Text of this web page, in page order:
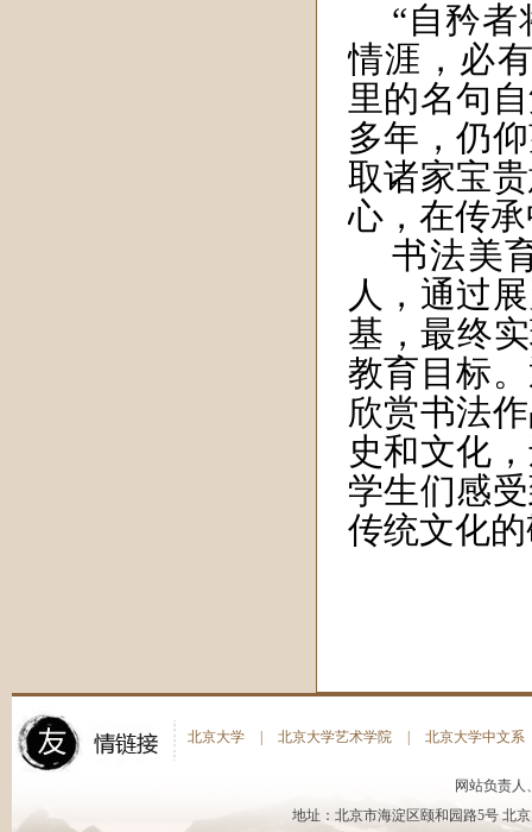
“自矜
情涯，必
里的名句
多年，仍
取诸家宝
心，在传
书法美
人，通过
基，最终
教育目标
欣赏书法
史和文化
学生们感
传统文化
北京大学 北京大学艺术学院 北京大学中文系
网站负责
地址：北京市海淀区颐和园路5号 北